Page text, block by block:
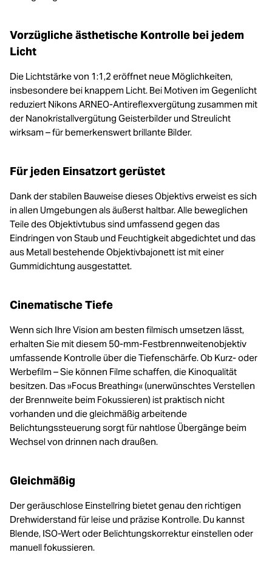
Vorzügliche ästhetische Kontrolle bei jedem
Licht
Die Lichtstärke von 1:1,2 eröffnet neue Möglichkeiten,
insbesondere bei knappem Licht. Bei Motiven im Gegenlicht
reduziert Nikons ARNEO-Antireflexvergütung zusammen mit
der Nanokristallvergütung Geisterbilder und Streulicht
wirksam – für bemerkenswert brillante Bilder.
Für jeden Einsatzort gerüstet
Dank der stabilen Bauweise dieses Objektivs erweist es sich
in allen Umgebungen als äußerst haltbar. Alle beweglichen
Teile des Objektivtubus sind umfassend gegen das
Eindringen von Staub und Feuchtigkeit abgedichtet und das
aus Metall bestehende Objektivbajonett ist mit einer
Gummidichtung ausgestattet.
Cinematische Tiefe
Wenn sich Ihre Vision am besten filmisch umsetzen lässt,
erhalten Sie mit diesem 50-mm-Festbrennweitenobjektiv
umfassende Kontrolle über die Tiefenschärfe. Ob Kurz- oder
Werbefilm – Sie können Filme schaffen, die Kinoqualität
besitzen. Das »Focus Breathing« (unerwünschtes Verstellen
der Brennweite beim Fokussieren) ist praktisch nicht
vorhanden und die gleichmäßig arbeitende
Belichtungssteuerung sorgt für nahtlose Übergänge beim
Wechsel von drinnen nach draußen.
Gleichmäßig
Der geräuschlose Einstellring bietet genau den richtigen
Drehwiderstand für leise und präzise Kontrolle. Du kannst
Blende, ISO-Wert oder Belichtungskorrektur einstellen oder
manuell fokussieren.